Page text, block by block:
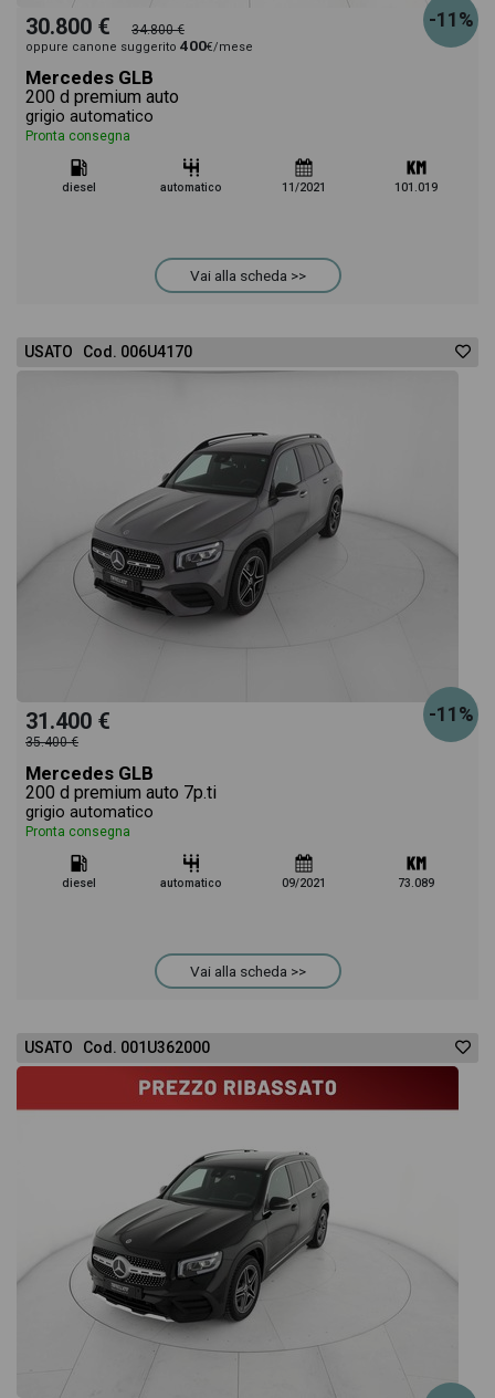
-11%
30.800 € 34.800 €
oppure canone suggerito 400€/mese
Mercedes GLB
200 d premium auto
grigio automatico
Pronta consegna
diesel automatico 11/2021 101.019
Vai alla scheda >>
USATO Cod. 006U4170
-11%
31.400 €
35.400 €
Mercedes GLB
200 d premium auto 7p.ti
grigio automatico
Pronta consegna
diesel automatico 09/2021 73.089
Vai alla scheda >>
USATO Cod. 001U362000